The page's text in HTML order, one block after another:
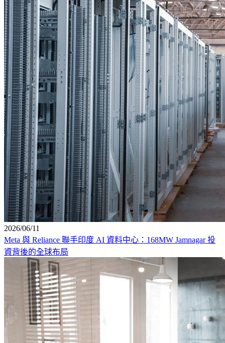
2026/06/11
Meta 與 Reliance 聯手印度 AI 資料中心：168MW Jamnagar 投
資背後的全球布局